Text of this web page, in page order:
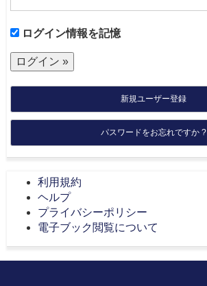
ログイン情報を記憶
新規ユーザー登録
パスワードをお忘れですか ?
利用規約
ヘルプ
プライバシーポリシー
電子ブック閲覧について